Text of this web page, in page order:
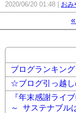
2020/06/20 01:48 おみ
«
ブログランキン
☆ブログ引っ越
『年末感謝ライ
～ サステナブル